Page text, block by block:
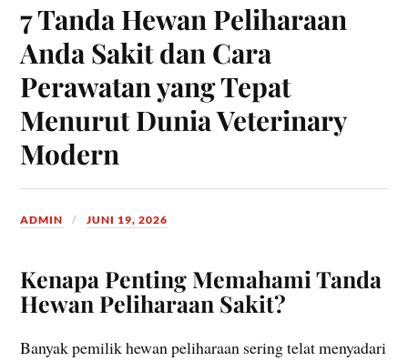
7 Tanda Hewan Peliharaan
Anda Sakit dan Cara
Perawatan yang Tepat
Menurut Dunia Veterinary
Modern
ADMIN JUNI 19, 2026
Kenapa Penting Memahami Tanda
Hewan Peliharaan Sakit?
Banyak pemilik hewan peliharaan sering telat menyadari